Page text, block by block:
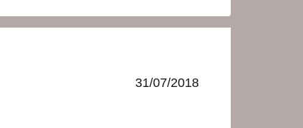
31/07/2018